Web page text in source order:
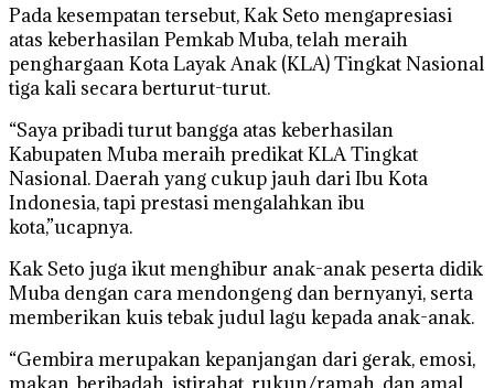
Pada kesempatan tersebut, Kak Seto mengapresiasi
atas keberhasilan Pemkab Muba, telah meraih
penghargaan Kota Layak Anak (KLA) Tingkat Nasional
tiga kali secara berturut-turut.
“Saya pribadi turut bangga atas keberhasilan
Kabupaten Muba meraih predikat KLA Tingkat
Nasional. Daerah yang cukup jauh dari Ibu Kota
Indonesia, tapi prestasi mengalahkan ibu
kota,”ucapnya.
Kak Seto juga ikut menghibur anak-anak peserta didik
Muba dengan cara mendongeng dan bernyanyi, serta
memberikan kuis tebak judul lagu kepada anak-anak.
“Gembira merupakan kepanjangan dari gerak, emosi,